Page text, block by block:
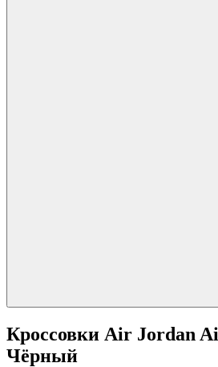
Кроссовки Air Jordan
Чёрный